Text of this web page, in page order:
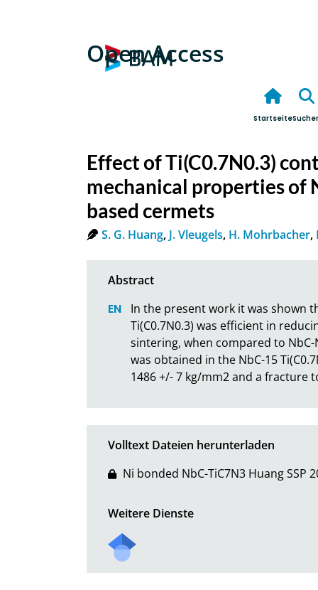
Open Access
Startseite
Effect of Ti(C0.7N0.3)
mechanical properties of
based cermets
S. G. Huang, J. Vleugels, H. Mohrbacher,
In the present work it was shown
Ti(C0.7N0.3) was efficient in
sintering, when compared to
was obtained in the NbC-15
1486 +/- 7 kg/mm2 and a fracture
Volltext Dateien herunterladen
Ni bonded NbC-TiC7N3 Huang SSP
Weitere Dienste